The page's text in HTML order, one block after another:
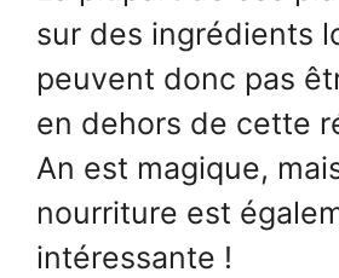
sur des ingrédients
peuvent donc pas
en dehors de cette
An est magique,
nourriture est
intéressante !